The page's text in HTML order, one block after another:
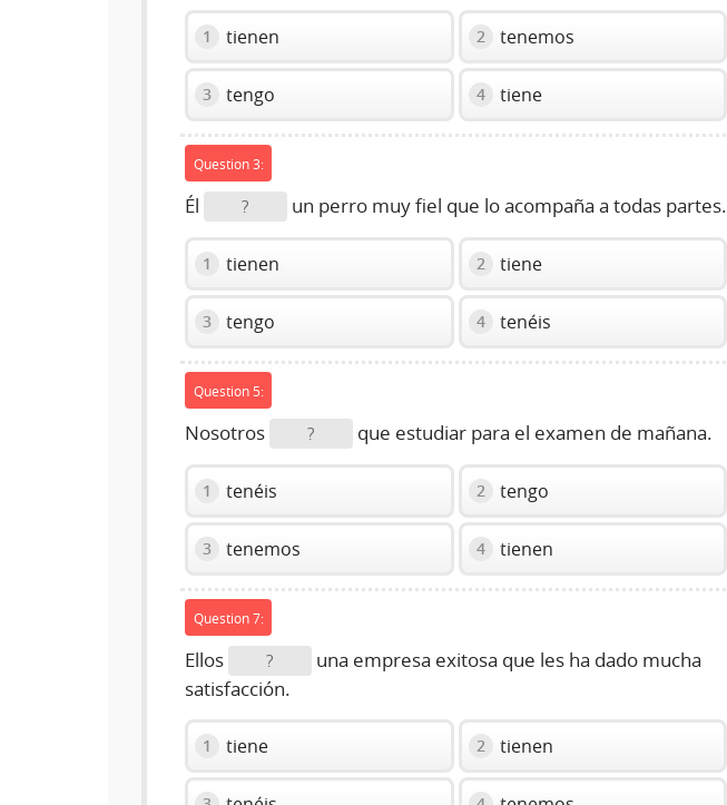
1 tienen 2 tenemos
3 tengo 4 tiene
Question 3:
Él ? un perro muy fiel que lo acompaña a todas partes.
1 tienen 2 tiene
3 tengo 4 tenéis
Question 5:
Nosotros ? que estudiar para el examen de mañana.
1 tenéis 2 tengo
3 tenemos 4 tienen
Question 7:
Ellos ?
una empresa exitosa que les ha dado mucha
satisfacción.
1 tiene 2 tienen